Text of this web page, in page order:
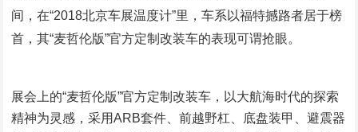
间，在“2018北京车展温度计”里，车系以福特撼路者居于榜
首，其“麦哲伦版”官方定制改装车的表现可谓抢眼。
展会上的“麦哲伦版”官方定制改装车，以大航海时代的探索
精神为灵感，采用ARB套件、前越野杠、底盘装甲、避震器